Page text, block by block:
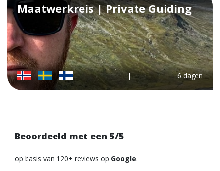
Maatwerkreis | Private Guiding
| 6 dagen
Beoordeeld met een 5/5
op basis van 120+ reviews op Google.